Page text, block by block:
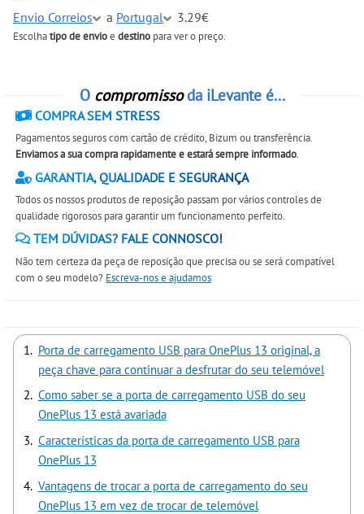
Envio Correios
a Portugal 3.29€
Escolhatipo de envioe destino para ver o preço.
O compromissoda iLevante é...
COMPRA SEM STRESS
Pagamentos seguros com cartão de crédito, Bizum ou transferência.
Enviamos a sua compra rapidamente e estará sempre informado.
GARANTIA, QUALIDADE E SEGURANÇA
Todos os nossos produtos de reposição passam por vários controles de
qualidade rigorosos para garantir um funcionamento perfeito.
TEM DÚVIDAS? FALE CONNOSCO!
Não tem certeza da peça de reposição que precisa ou se será compatível
com o seu modelo? Escreva-nos e ajudamos
Porta de carregamento USB para OnePlus 13 original, a
peça chave para continuar a desfrutar do seu telemóvel
Como saber se a porta de carregamento USB do seu
OnePlus 13 está avariada
Características da porta de carregamento USB para
OnePlus 13
Vantagens de trocar a porta de carregamento do seu
OnePlus 13 em vez de trocar de telemóvel